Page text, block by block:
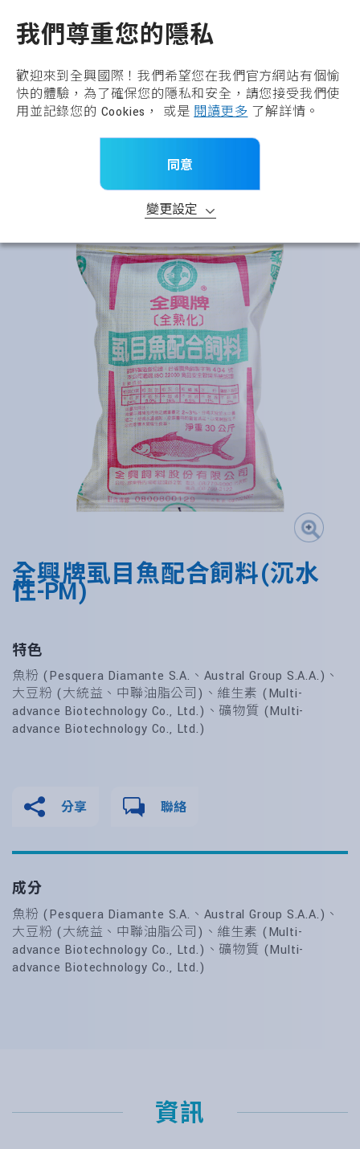
我們尊重您的隱私
歡迎來到全興國際！我們希望您在我們官方網站有個愉
快的體驗，為了確保您的隱私和安全，請您接受我們使
用並記錄您的 Cookies， 或是 閱讀更多 了解詳情。
同意
變更設定
回到上一頁 基礎飼料
產品分類
產品品牌
全興牌虱目魚配合飼料(沉水性-PM)
全興牌虱目魚配合飼料(沉水
性-PM)
特色
魚粉 (Pesquera Diamante S.A.、Austral Group S.A.A.)、
大豆粉 (大統益、中聯油脂公司)、維生素 (Multi-
advance Biotechnology Co., Ltd.)、礦物質 (Multi-
advance Biotechnology Co., Ltd.)
分享 聯絡
成分
魚粉 (Pesquera Diamante S.A.、Austral Group S.A.A.)、
大豆粉 (大統益、中聯油脂公司)、維生素 (Multi-
advance Biotechnology Co., Ltd.)、礦物質 (Multi-
advance Biotechnology Co., Ltd.)
資訊